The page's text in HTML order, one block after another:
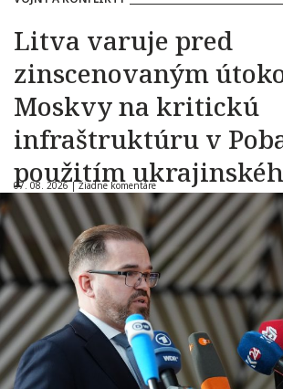
Litva varuje pred
zinscenovaným
Moskvy na kritickú
infraštruktúru v
použitím
07. 08. 2026 |Žiadne komentáre